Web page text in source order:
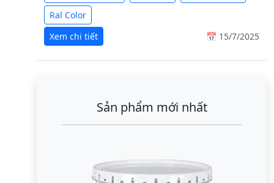
Ral Color
Xem chi tiết
📅 15/7/2025
Sản phẩm mới nhất